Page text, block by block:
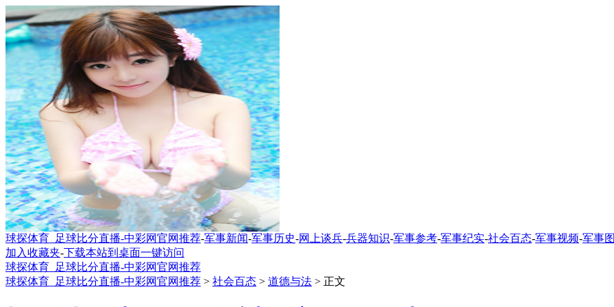
球探体育_足球比分直播-中彩网官网推荐-军事新闻-军事历史-网上谈兵-兵器知识-军事参考-军事纪实-社会百态-军事视频-军事
加入收藏夹-下载本站到桌面一键访问
球探体育_足球比分直播-中彩网官网推荐
球探体育_足球比分直播-中彩网官网推荐 > 社会百态 > 道德与法 > 正文